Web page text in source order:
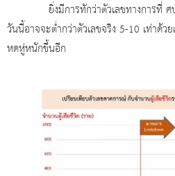
ยิ่งมีการทักว่าตัวเลขทางการที่ ศบ
วันนี้อาจจะต่ำกว่าตัวเลขจริง 5-10 เท่าด้ว
หดหู่หนักขึ้นอีก